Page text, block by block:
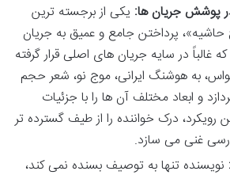
پوشش جریان ها: یکی از برجسته ترین
پرداختن جامع و عمیق به جریان
در سایه جریان های اصلی قرار گرفته
به هوشنگ ایرانی، موج نو، شعر حجم
و ابعاد مختلف آن ها را با جزئیات
رویکرد، درک خواننده را از طیف گسترده تر
غنی می سازد.
نویسنده تنها به توصیف بسنده نمی کند،